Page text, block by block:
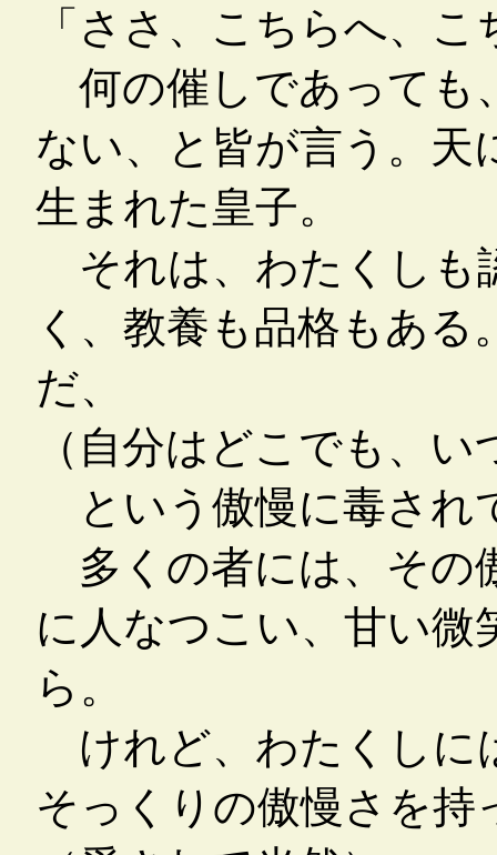
「ささ、こちらへ、こ
何の催しであっても
ない、と皆が言う。天
生まれた皇子。
それは、わたくしも
く、教養も品格もあ
だ、
（自分はどこでも、
という傲慢に毒され
多くの者には、その
に人なつこい、甘い
ら。
けれど、わたくしに
そっくりの傲慢さを